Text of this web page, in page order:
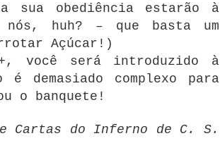
obediência estarão à
nós, huh? – que basta um
Açúcar!)
você será introduzido à
demasiado complexo para
o banquete!
Cartas do Inferno de C. S.